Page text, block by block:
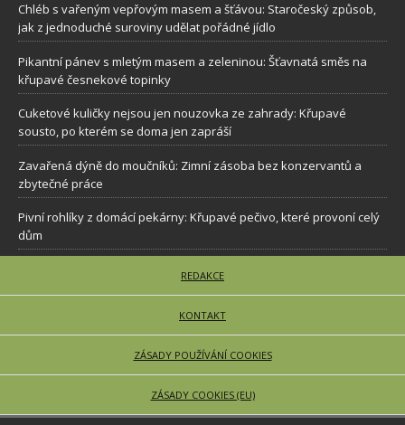
Chléb s vařeným vepřovým masem a šťávou: Staročeský způsob,
jak z jednoduché suroviny udělat pořádné jídlo
Pikantní pánev s mletým masem a zeleninou: Šťavnatá směs na
křupavé česnekové topinky
Cuketové kuličky nejsou jen nouzovka ze zahrady: Křupavé
sousto, po kterém se doma jen zapráší
Zavařená dýně do moučníků: Zimní zásoba bez konzervantů a
zbytečné práce
Pivní rohlíky z domácí pekárny: Křupavé pečivo, které provoní celý
dům
REDAKCE
KONTAKT
ZÁSADY POUŽÍVÁNÍ COOKIES
ZÁSADY COOKIES (EU)